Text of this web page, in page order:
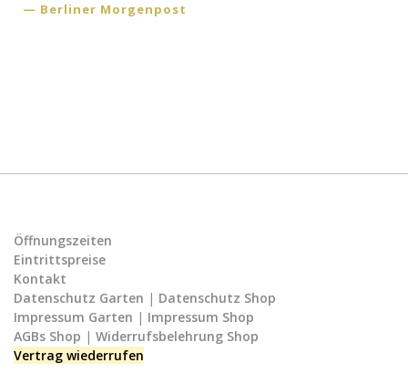
Berliner Morgenpost
Öffnungszeiten
Eintrittspreise
Kontakt
Datenschutz Garten | Datenschutz Shop
Impressum Garten | Impressum Shop
AGBs Shop | Widerrufsbelehrung Shop
Vertrag wiederrufen